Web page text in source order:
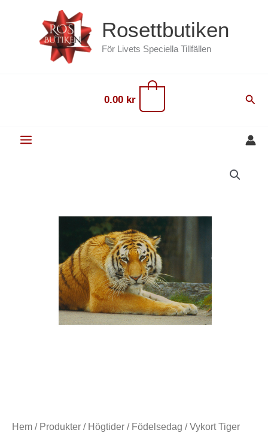
Rosettbutiken
För Livets Speciella Tillfällen
0.00 kr Sök
Hem / Produkter / Högtider / Födelsedag / Vykort Tiger